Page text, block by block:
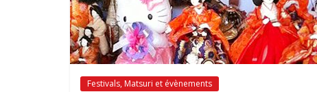
Festivals, Matsuri et évènements